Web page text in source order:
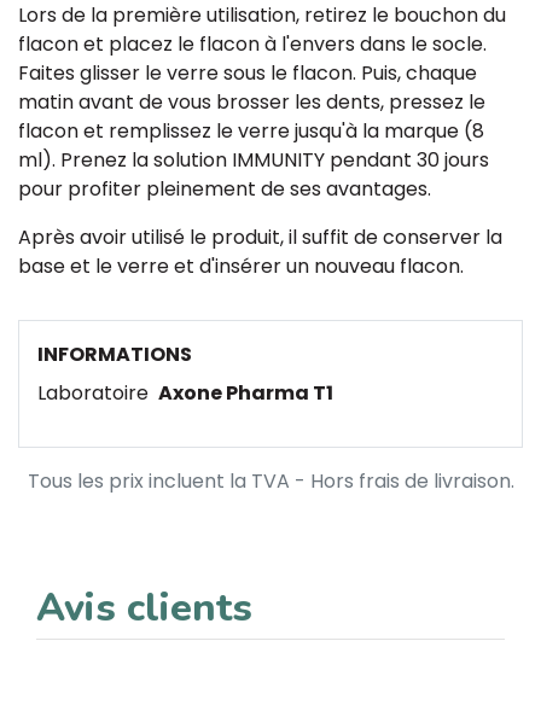
Lors de la première utilisation, retirez le bouchon du
flacon et placez le flacon à l'envers dans le socle.
Faites glisser le verre sous le flacon. Puis, chaque
matin avant de vous brosser les dents, pressez le
flacon et remplissez le verre jusqu'à la marque (8
ml). Prenez la solution IMMUNITY pendant 30 jours
pour profiter pleinement de ses avantages.
Après avoir utilisé le produit, il suffit de conserver la
base et le verre et d'insérer un nouveau flacon.
INFORMATIONS
Laboratoire Axone Pharma T1
Tous les prix incluent la TVA - Hors frais de livraison.
Avis clients